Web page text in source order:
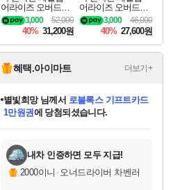
어라이즈 오버드라
이브 디럭스 에디션
Solo Leveling Arise
Overdrive Deluxe Edi
tion
52,000
3,000
40% 31,200원
어라이즈 오버드라
이브 Solo Leveling A
rise
46,000
3,000
40% 27,600원
혜택.아이마트 더보기+
교환.
당첨되셨습니다.
당첨되셨습니다.
당첨되셨습니다.
별빛희망님께서 로블록스 기프트카드
1만원권에 당첨되셨습니다.
당첨되셨습니다.
당첨되셨습니다.
당첨되셨습니다.
당첨되셨습니다.
에디션 (스팀코드)를 교환.
당첨되셨습니다.
내차 인증하면 모두 지급!
2000이니 · 오너드라이버 차벤러